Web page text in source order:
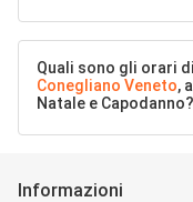
Quali sono gli orari
Conegliano Veneto,
Natale e Capodanno?
Informazioni